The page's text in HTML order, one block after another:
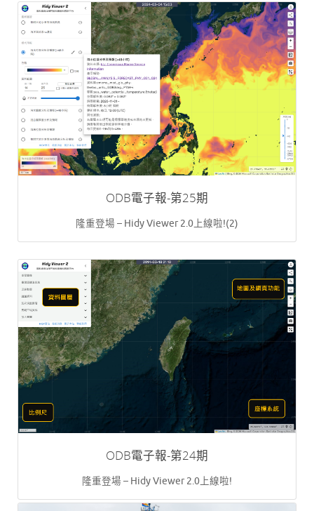
ODB電子報-第25期
隆重登場 – Hidy Viewer 2.0上線啦!(2)
ODB電子報-第24期
隆重登場 – Hidy Viewer 2.0上線啦!